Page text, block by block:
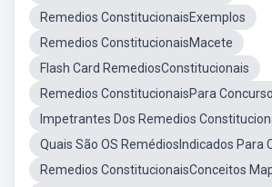
Remedios ConstitucionaisExemplos
Remedios ConstitucionaisMacete
Flash Card RemediosConstitucionais
Remedios ConstitucionaisPara
Impetrantes Dos Remedios
Quais São OS RemédiosIndicados Para
Remedios ConstitucionaisConceitos